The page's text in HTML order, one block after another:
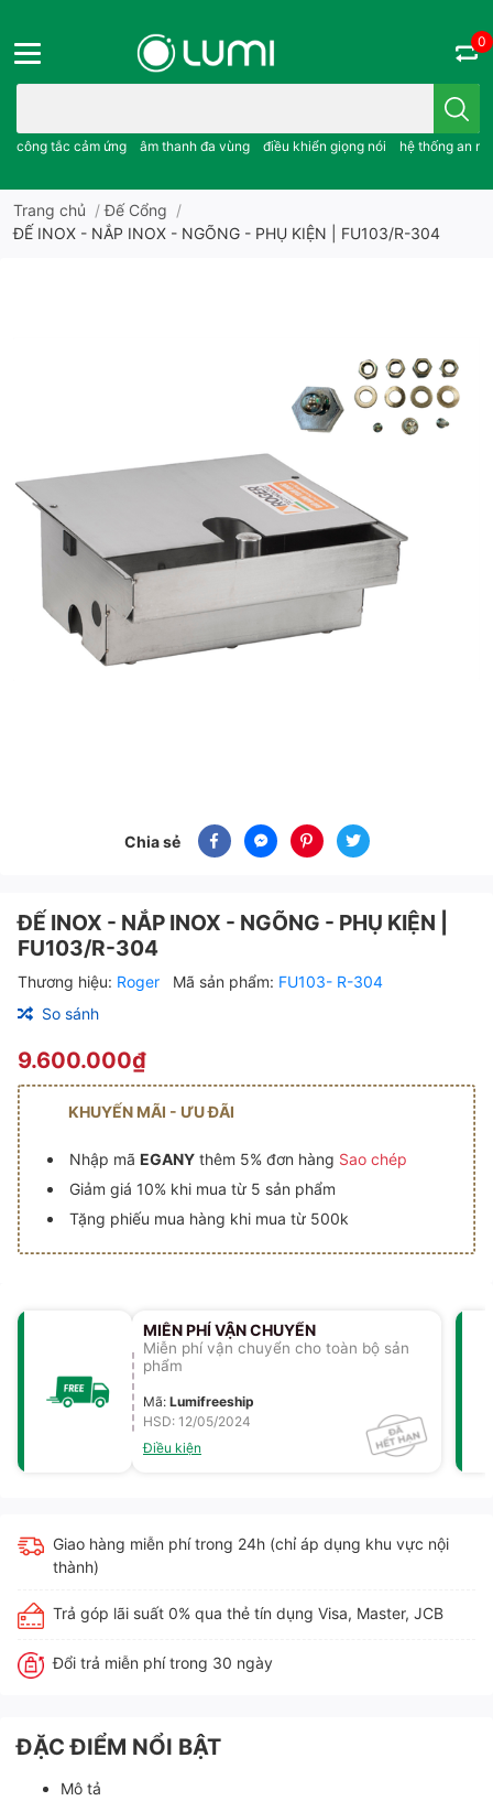
Bạn cần tìm gì..; công tắc cảm ứng..; âm thanh đa vùng ; điều
công tắc cảm ứng âm thanh đa vùng điều khiển giọng nói hệ thống an
0
Trang chủ /Đế Cổng /
ĐẾ INOX - NẮP INOX - NGÕNG - PHỤ KIỆN | FU103/R-304
Chia sẻ
ĐẾ INOX - NẮP INOX - NGÕNG - PHỤ KIỆN |
FU103/R-304
Thương hiệu: Roger Mã sản phẩm: FU103- R-304
So sánh
9.600.000₫
KHUYẾN MÃI - ƯU ĐÃI
Nhập mã EGANYthêm 5% đơn hàng Sao chép
Giảm giá 10% khi mua từ 5 sản phẩm
Tặng phiếu mua hàng khi mua từ 500k
MIỄN PHÍ VẬN CHUYỂN
Miễn phí vận chuyển cho toàn bộ sản
phẩm
Mã: Lumifreeship
HSD: 12/05/2024
Điều kiện
Giao hàng miễn phí trong 24h (chỉ áp dụng khu vực nội
thành)
Trả góp lãi suất 0% qua thẻ tín dụng Visa, Master, JCB
Đổi trả miễn phí trong 30 ngày
ĐẶC ĐIỂM NỔI BẬT
Mô tả